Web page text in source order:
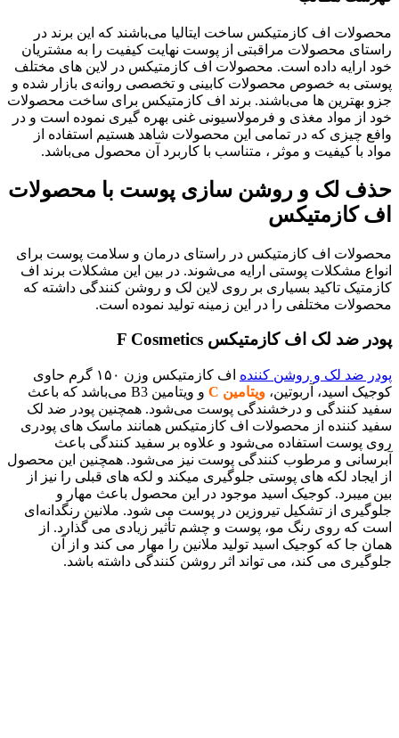
محصولات اف کازمتیکس ساخت ایتالیا می‌باشند که این برند در
راستای محصولات مراقبتی از پوست نهایت کیفیت را به مشتریان
خود ارایه داده است. محصولات اف کازمتیکس در لاین های مختلف
پوستی به خصوص محصولات کابینی و تخصصی روانه‌ی بازار شده و
جزو بهترین ها می‌باشند. برند اف کازمتیکس برای ساخت محصولات
خود از مواد مغذی و فرمولاسیونی غنی بهره گیری نموده است و در
وافع چیزی که در تمامی این محصولات شاهد هستیم استفاده از
مواد با کیفیت و موثر ، متناسب با کاربرد آن محصول می‌باشد.
حذف لک و روشن سازی پوست با محصولات
اف کازمتیکس
محصولات اف کازمتیکس در راستای درمان و سلامت پوست برای
انواع مشکلات پوستی ارایه می‌شوند. در بین این مشکلات برند اف
کازمتیک تاکید بسیاری بر روی لاین لک و روشن کنندگی داشته که
محصولات مختلفی را در این زمینه تولید نموده‌ است.
پودر ضد لک اف کازمتیکس F Cosmetics
پودر ضد لک و روشن کننده
اف کازمتیکس وزن ۱۵۰ گرم حاوی
کوجیک اسید، آربوتین، ویتامین C
و ویتامین B3 می‌باشد که باعث
سفید کنندگی و درخشندگی پوست می‌شود. همچنین پودر ضد لک
سفید کننده از محصولات اف کازمتیکس همانند ماسک های پودری
روی پوست استفاده می‌شود و علاوه بر سفید کنندگی باعث
آبرسانی و مرطوب کنندگی پوست نیز می‌شود. همچنین این محصول
از ایجاد لکه های پوستی جلوگیری میکند و لکه های قبلی را نیز از
بین میبرد. کوجیک اسید موجود در این محصول باعث مهار و
جلوگیری از تشکیل تیروزین در پوست می شود. ملانین رنگدانه‌ای
است که روی رنگ مو، پوست و چشم تأثیر زیادی می گذارد. از
همان جا که کوجیک اسید تولید ملانین را مهار می کند و از آن
جلوگیری می کند، می تواند اثر روشن کنندگی داشته باشد.